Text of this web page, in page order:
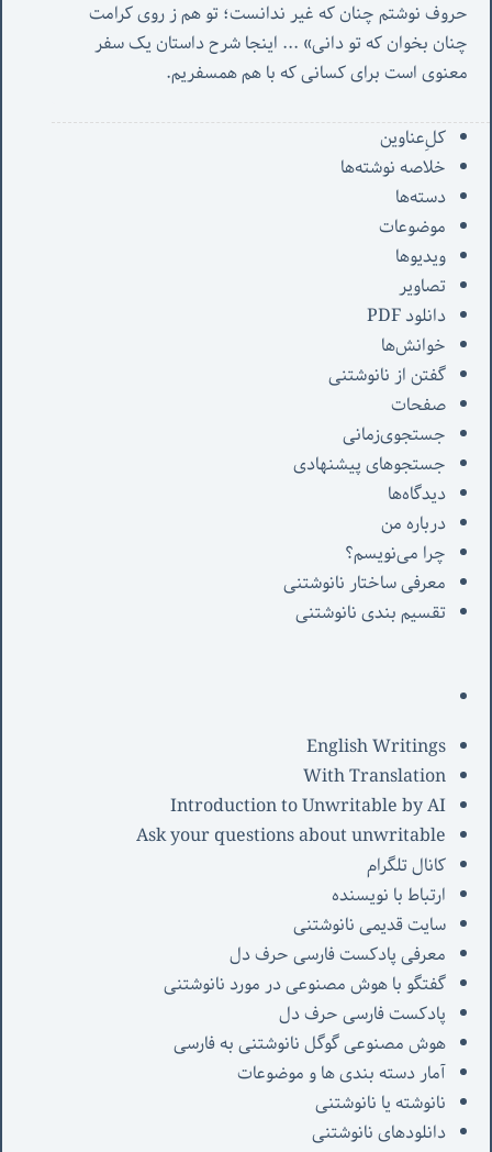
چنان بخوان که تو دانی» ...
معنوی است برای کسانی که با هم همسفریم.
کل‌ِعناوین
خلاصه نوشته‌ها
دسته‌ها
موضوعات
ویدیوها
تصاویر
دانلود PDF
خوانش‌ها
گفتن از نانوشتنی
صفحات
جستجوی‌زمانی
جستجوهای پیشنهادی
دیدگاه‌ها
درباره من
چرا می‌نویسم؟
معرفی‌ ساختار نانوشتنی
تقسیم بندی نانوشتنی
English Writings
With Translation
Introduction to Unwritable by AI
Ask your questions about unwritable
کانال تلگرام
ارتباط با نویسنده
سایت قدیمی نانوشتنی
معرفی پادکست فارسی حرف دل
گفتگو با هوش مصنوعی در مورد نانوشتنی
پادکست فارسی حرف دل
هوش مصنوعی گوگل نانوشتنی به فارسی
آمار دسته بندی ها و موضوعات
نانوشته یا نانوشتنی
دانلودهای نانوشتنی